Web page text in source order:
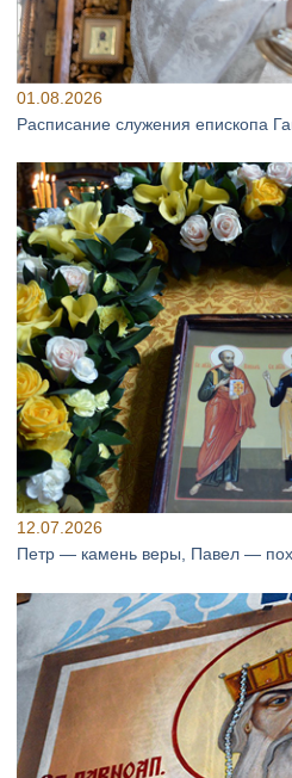
01.08.2026
Расписание служения епископа
12.07.2026
Петр — камень веры, Павел —